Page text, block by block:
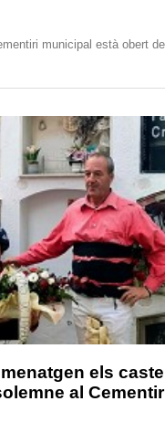
municipal està obert
els
al